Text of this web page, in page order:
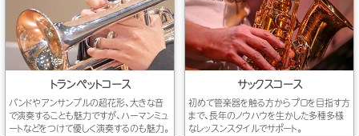
トランペットコース
バンドやアンサンブルの超花形、大きな音
で演奏することも魅力ですが、ハーマンミュ
ートなどをつけて優しく演奏するのも魅力。
サックスコース
初めて管楽器を触る方からプロを目指す方
まで、長年のノウハウを生かした多種多様
なレッスンスタイルでサポート。